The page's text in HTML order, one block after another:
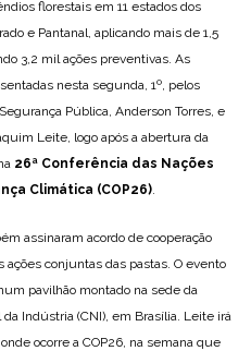
florestais em 11 estados dos
e Pantanal, aplicando mais de 1,5
3,2 mil ações preventivas. As
nesta segunda, 1º, pelos
Pública, Anderson Torres, e
Leite, logo após a abertura da
26ª Conferência das Nações
Climática (COP26)
assinaram acordo de cooperação
ações conjuntas das pastas. O evento
pavilhão montado na sede da
Indústria (CNI), em Brasília. Leite irá
ocorre a COP26, na semana que